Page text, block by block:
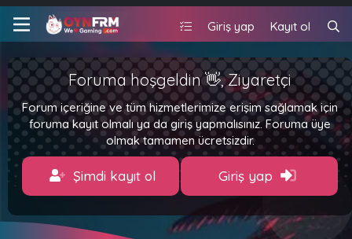
Giriş yap Kayıt ol
Foruma hoşgeldin 👋, Ziyaretçi
Forum içeriğine ve tüm hizmetlerimize erişim sağlamak için
foruma kayıt olmalı ya da giriş yapmalısınız. Foruma üye
olmak tamamen ücretsizdir.
Şimdi kayıt ol Giriş yap